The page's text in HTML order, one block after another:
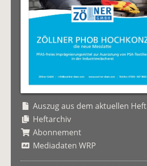
Auszug aus dem aktuellen Heft
Heftarchiv
Abonnement
Mediadaten WRP